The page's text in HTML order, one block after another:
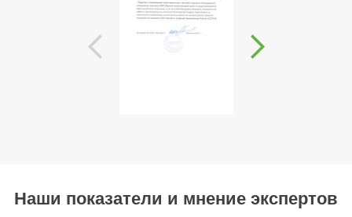
Наши показатели и мнение экспертов